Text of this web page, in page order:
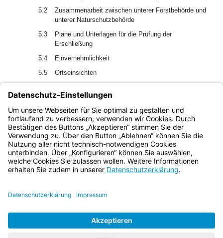
5.2
Zusammenarbeit zwischen unterer Forstbehörde und
unterer Naturschutzbehörde
5.3
Pläne und Unterlagen für die Prüfung der
Erschließung
5.4
Einvernehmlichkeit
5.5
Ortseinsichten
7.
Inkrafttreten, Außerkrafttreten
Bayern.de
BayernPortal
Impressum